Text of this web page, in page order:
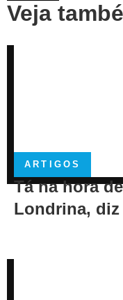
Veja
ARTIGOS
Tá na hora
Londrina, diz